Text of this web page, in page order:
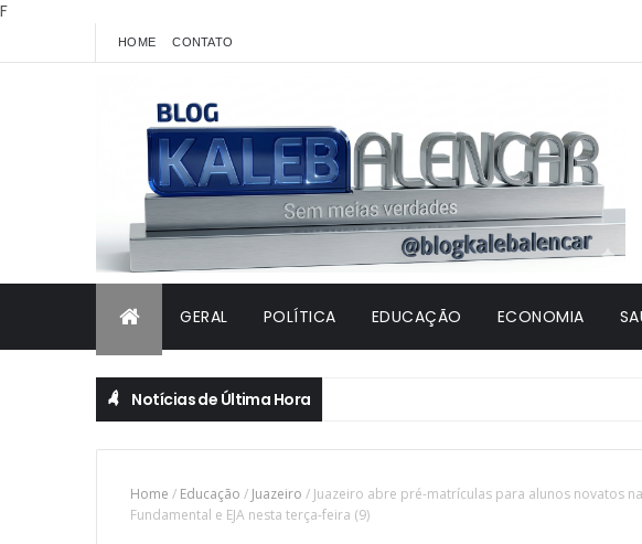
F
HOME CONTATO
GERAL POLÍTICA EDUCAÇÃO ECONOMIA
Notícias de Última Hora
Home / Educação / Juazeiro / Juazeiro abre pré-matrículas para alunos novatos
Fundamental e EJA nesta terça-feira (9)